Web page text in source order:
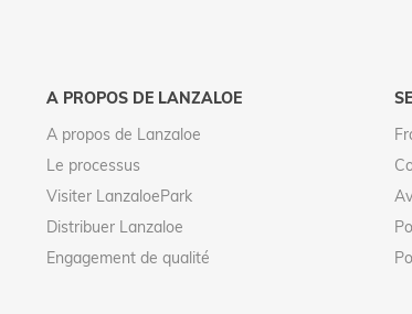
A PROPOS DE LANZALOE
A propos de Lanzaloe
Le processus
Visiter LanzaloePark
Distribuer Lanzaloe
Engagement de qualité